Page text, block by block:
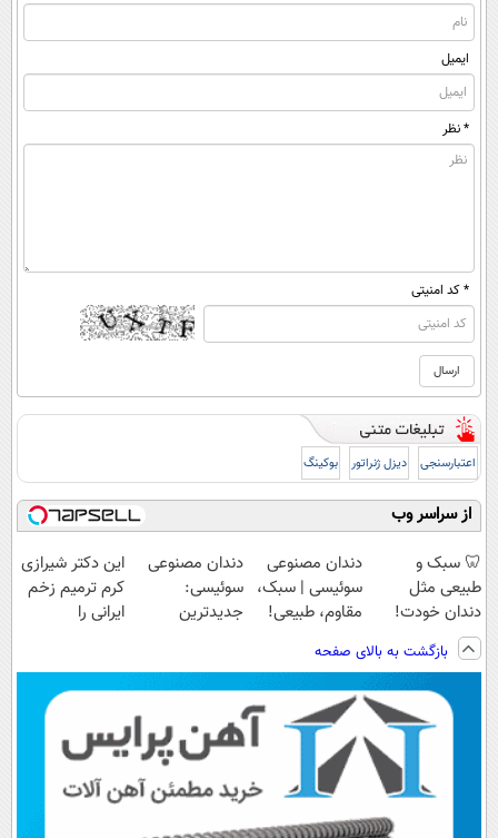
ایمیل
* نظر
* کد امنیتی
اعتبارسنجی دیزل ژنراتور بوکینگ
از سراسر وب
🦷 سبک و
طبیعی مثل
دندان خودت!
نصب آسان و
پرداخت اقساطی
💳 📍 تهران
دندان مصنوعی
سوئیسی | سبک،
مقاوم، طبیعی!
رایگان+پرداخت
اقساطی😍
دندان مصنوعی
سوئیسی:
جدیدترین
پرداخت قسطی
این دکتر شیرازی
کرم ترمیم زخم
ایرانی را
بازگشت به بالای صفحه